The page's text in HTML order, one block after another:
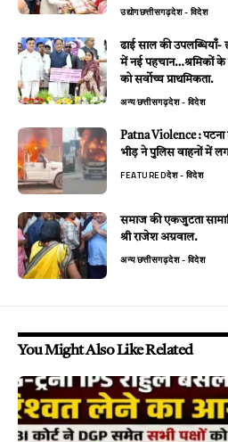
उद्योगछत्तीसगढ़देश - विदेश
ढाई साल की उपलब्धियाँ-
में नई पहचान…श्रमिकों
को सर्वाेच्च प्राथमिकता.
अन्यछत्तीसगढ़देश - विदेश
Patna Violence :
भीड़ ने पुलिस वाहनों में
FEATUREDदेश - विदेश
समाज की एकजुटता
श्री राजेश अग्रवाल.
अन्यछत्तीसगढ़देश - विदेश
You Might Also Like Related